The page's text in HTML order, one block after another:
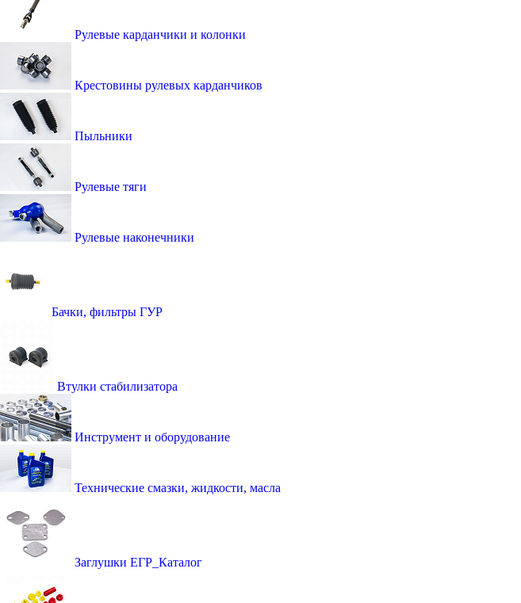
Рулевые карданчики и колонки
Крестовины рулевых карданчиков
Пыльники
Рулевые тяги
Рулевые наконечники
Бачки, фильтры ГУР
Втулки стабилизатора
Инструмент и оборудование
Технические смазки, жидкости, масла
Заглушки ЕГР_Каталог